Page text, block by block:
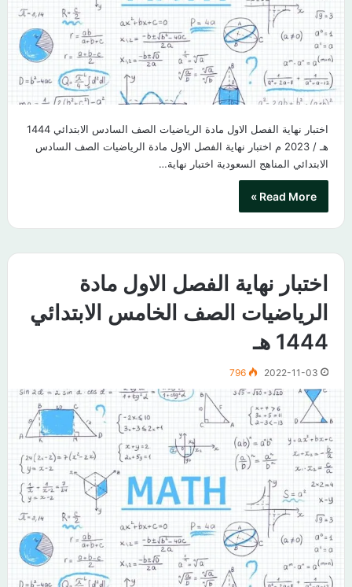
اختبار نهاية الفصل الاول مادة الرياضيات الصف السادس الابتدائي 1444
هـ / 2023 م اختبار نهاية الفصل الاول مادة الرياضيات الصف السادس
الابتدائي المناهج السعودية اختبار نهاية…
Read More »
اختبار نهاية الفصل الاول مادة
الرياضيات الصف الخامس الابتدائي
1444 هـ
2022-11-03
796